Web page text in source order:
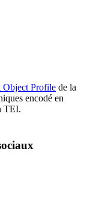
Object Profile de la
encodé en
TEI.